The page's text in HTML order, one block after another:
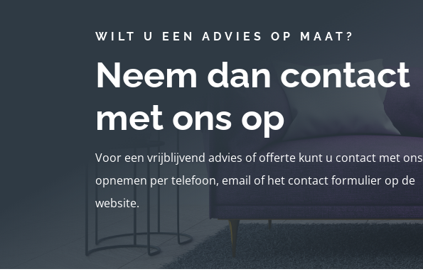
WILT U EEN ADVIES OP MAAT?
Neem dan contact
met ons op
Voor een vrijblijvend advies of offerte kunt u contact met ons
opnemen per telefoon, email of het contact formulier op de
website.